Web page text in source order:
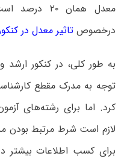
معدل همان
درخصوصتاثیر معدل در
به طور کلی، در کنکور ارشد
توجه به مدرک مقطع
کرد. اما برای رشته‌های
لازم است شرط مرتبط بودن
برای کسب اطلاعات